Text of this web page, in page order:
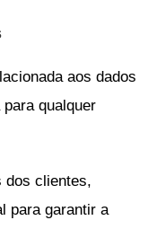
aos dados
qualquer
dos clientes,
para garantir a